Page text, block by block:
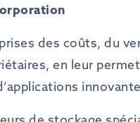
des coûts, du
en leur